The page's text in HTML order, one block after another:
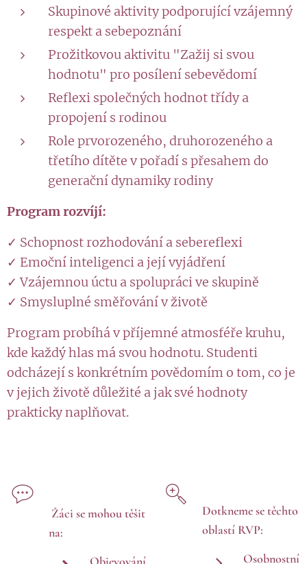
Skupinové aktivity podporující vzájemný
respekt a sebepoznání
Prožitkovou aktivitu "Zažij si svou
hodnotu" pro posílení sebevědomí
Reflexi společných hodnot třídy a
propojení s rodinou
Role prvorozeného, druhorozeného a
třetího dítěte v pořadí s přesahem do
generační dynamiky rodiny
Program rozvíjí:
✓ Schopnost rozhodování a sebereflexi
✓ Emoční inteligenci a její vyjádření
✓ Vzájemnou úctu a spolupráci ve skupině
✓ Smysluplné směřování v životě
Program probíhá v příjemné atmosféře kruhu,
kde každý hlas má svou hodnotu. Studenti
odcházejí s konkrétním povědomím o tom, co je
v jejich životě důležité a jak své hodnoty
prakticky naplňovat.
Žáci se mohou těšit
na:
Dotkneme se těchto
oblastí RVP:
Osobnostní